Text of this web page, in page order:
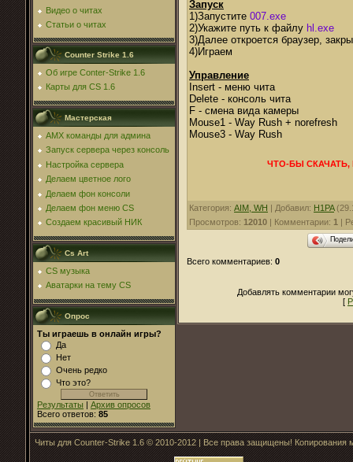
Видео о читах
Статьи о читах
Counter Strike 1.6
Об игре Conter-Strike 1.6
Карты для CS 1.6
Мастерская
AMX команды для админа
Запуск сервера через консоль
Настройка сервера
Делаем цветное лого
Делаем фон консоли
Делаем фон меню CS
Создаем красивый НИК
Cs Art
CS музыка
Аватарки на тему CS
Опрос
Ты играешь в онлайн игры?
Да
Нет
Очень редко
Что это?
Результаты | Архив опросов
Всего ответов: 85
Запуск
1)Запустите 007.exe
2)Укажите путь к файлу hl.exe
3)Далее откроется браузер,
4)Играем
Управление
Insert - меню чита
Delete - консоль чита
F - смена вида камеры
Mouse1 - Way Rush + norefresh
Mouse3 - Way Rush
ЧТО-БЫ
Категория: AIM, WH | Добавил: H1PA
Просмотров: 12010 | Комментарии: 1 |
Всего комментариев: 0
Добавлять комментарии
[
Читы для Counter-Strike 1.6 © 2010-2012 | Все права защищены! Копирования